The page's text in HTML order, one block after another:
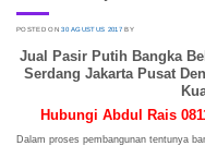
POSTED ON30 AGUSTUS 2017 BY
Jual Pasir Putih Bangka
Serdang Jakarta Pusat
Hubungi Abdul Rais
Dalam proses pembangunan tentunya